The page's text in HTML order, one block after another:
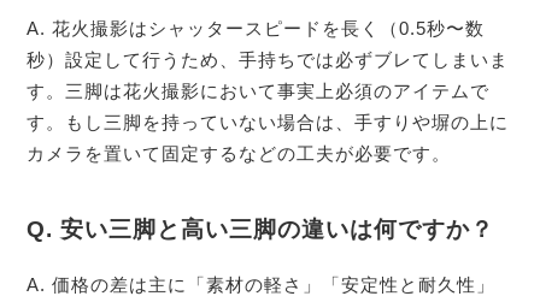
A. 花火撮影はシャッタースピードを長く（0.5秒〜数
秒）設定して行うため、手持ちでは必ずブレてしまいま
す。三脚は花火撮影において事実上必須のアイテムで
す。もし三脚を持っていない場合は、手すりや塀の上に
カメラを置いて固定するなどの工夫が必要です。
Q. 安い三脚と高い三脚の違いは何ですか？
A. 価格の差は主に「素材の軽さ」「安定性と耐久性」